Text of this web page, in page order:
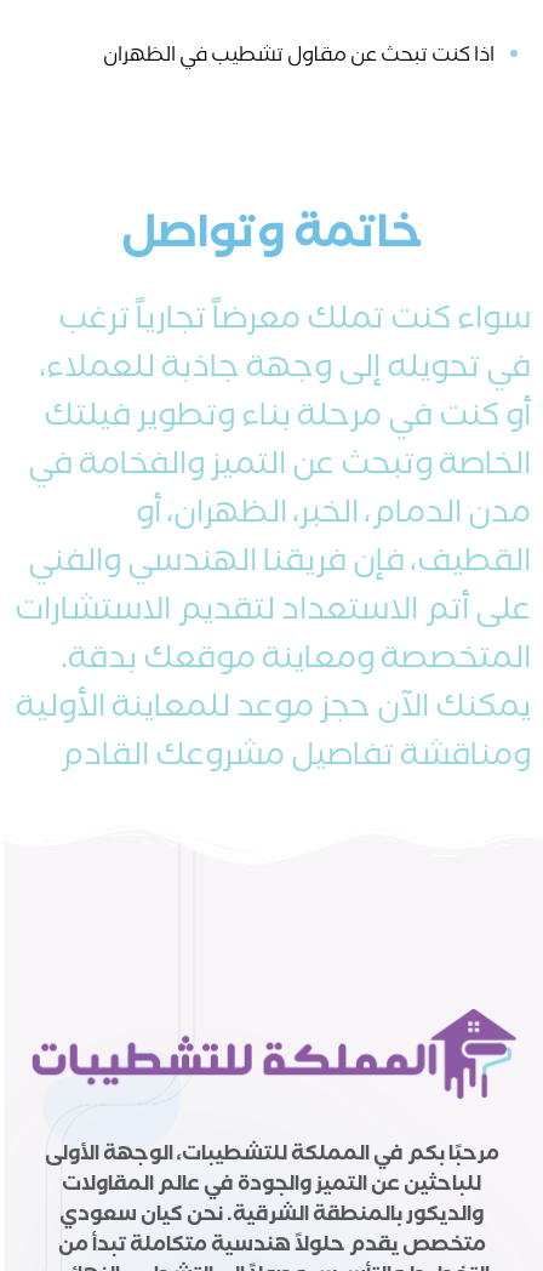
اذا كنت تبحث عن مقاول تشطيب في الظهران
خاتمة وتواصل
سواء كنت تملك معرضاً تجارياً ترغب
في تحويله إلى وجهة جاذبة للعملاء،
أو كنت في مرحلة بناء وتطوير فيلتك
الخاصة وتبحث عن التميز والفخامة في
مدن الدمام، الخبر، الظهران، أو
القطيف، فإن فريقنا الهندسي والفني
على أتم الاستعداد لتقديم الاستشارات
المتخصصة ومعاينة موقعك بدقة.
يمكنك الآن حجز موعد للمعاينة الأولية
ومناقشة تفاصيل مشروعك القادم
مرحبًا بكم في المملكة للتشطيبات، الوجهة الأولى
للباحثين عن التميز والجودة في عالم المقاولات
والديكور بالمنطقة الشرقية. نحن كيان سعودي
متخصص يقدم حلولاً هندسية متكاملة تبدأ من